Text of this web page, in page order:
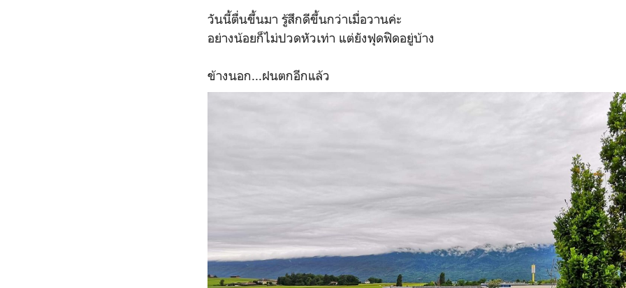
วันนี้ตื่นขึ้นมา รู้สึกดีขึ้นกว่าเมื่อวานค่ะ
อย่างน้อยก็ไม่ปวดหัวเท่า แต่ยังฟุดฟิดอยู่บ้าง
ข้างนอก...ฝนตกอีกแล้ว